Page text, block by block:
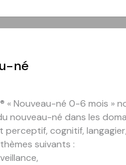
né
« Nouveau-né 0-6 mois »
nouveau-né dans les
perceptif, cognitif,
suivants :